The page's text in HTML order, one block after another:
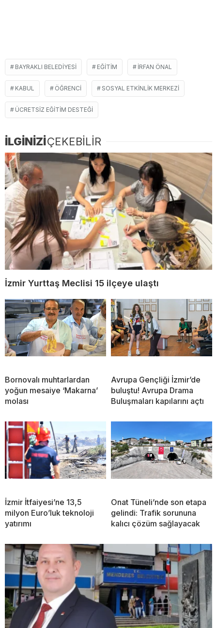
BAYRAKLI BELEDIYESI EĞITIM İRFAN ÖNAL
KABUL ÖĞRENCI SOSYAL ETKINLIK MERKEZI
ÜCRETSIZ EĞITIM DESTEĞI
İLGİNİZİÇEKEBİLİR
İzmir Yurttaş Meclisi 15 ilçeye ulaştı
Bornovalı muhtarlardan
yoğun mesaiye ‘Makarna’
molası
Avrupa Gençliği İzmir’de
buluştu! Avrupa Drama
Buluşmaları kapılarını açtı
İzmir İtfaiyesi’ne 13,5
milyon Euro’luk teknoloji
yatırımı
Onat Tüneli’nde son etapa
gelindi: Trafik sorununa
kalıcı çözüm sağlayacak